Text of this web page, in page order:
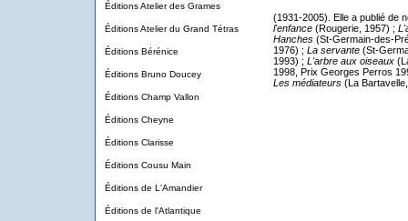
Éditions Atelier des Grames
Éditions Atelier du Grand Tétras
Éditions Bérénice
Éditions Bruno Doucey
Éditions Champ Vallon
Éditions Cheyne
Éditions Clarisse
Éditions Cousu Main
Éditions de L'Amandier
Éditions de l'Atlantique
(1931-2005). Elle a publié de
l'enfance(Rougerie, 1957) ;
Hanches(St-Germain-des-
1976) ; La servante(St-
1993) ; L'arbre aux oiseaux
1998, Prix Georges Perros
Les médiateurs(La